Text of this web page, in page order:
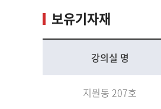
보유기자재
강의실 명
지원동 207호